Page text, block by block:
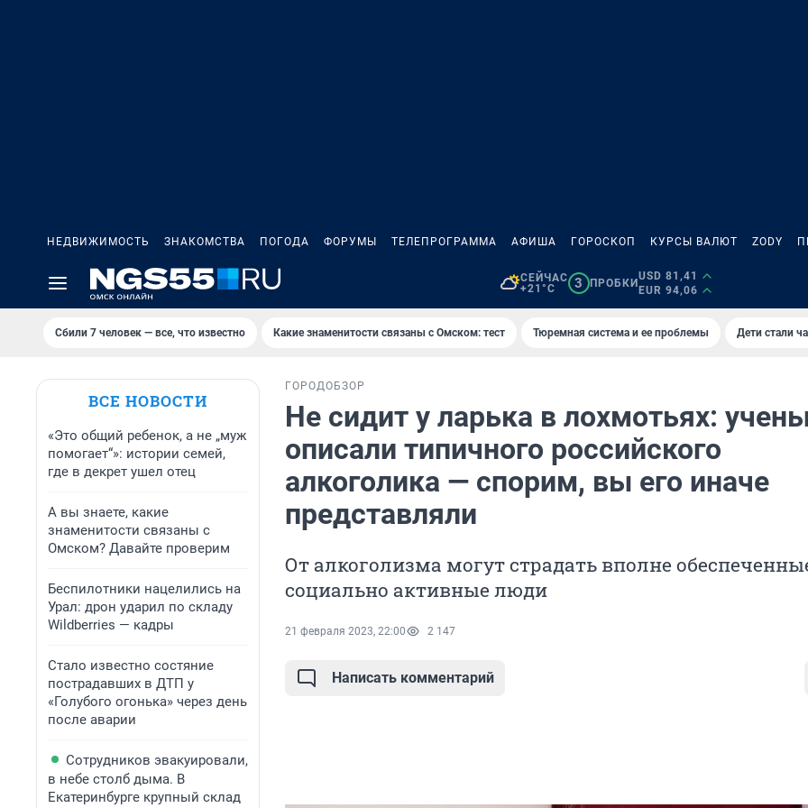
НЕДВИЖИМОСТЬ ЗНАКОМСТВА ПОГОДА ФОРУМЫ ТЕЛЕПРОГРАММА АФИША ГОРОСКОП КУРСЫ ВАЛЮТ ZODY
СЕЙЧАС
+21°C
3 ПРОБКИ
USD 81,41
EUR 94,06
Сбили 7 человек — все, что известно Какие знаменитости связаны с Омском: тест Тюремная система и ее проблемы Дети стали
ВСЕ НОВОСТИ
«Это общий ребенок, а не „муж
помогает“»: истории семей,
где в декрет ушел отец
А вы знаете, какие
знаменитости связаны с
Омском? Давайте проверим
Беспилотники нацелились на
Урал: дрон ударил по складу
Wildberries — кадры
Стало известно состяние
пострадавших в ДТП у
«Голубого огонька» через день
после аварии
Сотрудников эвакуировали,
в небе столб дыма. В
Екатеринбурге крупный склад
ГОРОДОБЗОР
Не сидит у ларька в лохмотьях:
описали типичного российского
алкоголика — спорим, вы его иначе
представляли
От алкоголизма могут страдать вполне
социально активные люди
21 февраля 2023, 22:00 2 147
Написать комментарий